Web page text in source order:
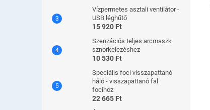
Vízpermetes asztali ventilátor -
USB léghűtő
15 920 Ft
Szenzációs teljes arcmaszk
sznorkelezéshez
10 530 Ft
Speciális foci visszapattanó
háló - visszapattanó fal
focihoz
22 665 Ft